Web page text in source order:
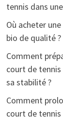
tennis dans
Où acheter
bio de qualité ?
Comment
court de tennis
sa stabilité ?
Comment
court de